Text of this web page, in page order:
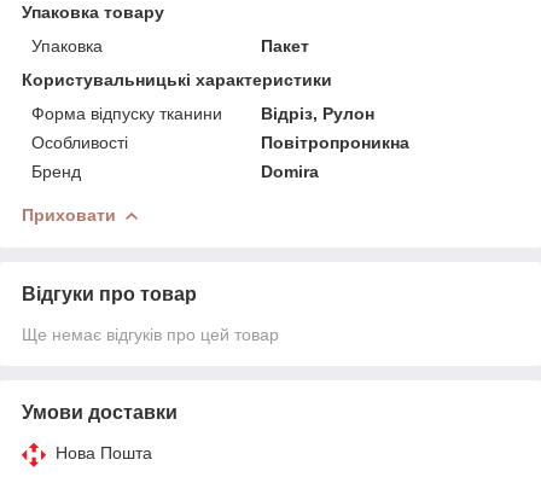
Упаковка товару
Упаковка
Пакет
Користувальницькі характеристики
Форма відпуску тканини
Відріз, Рулон
Особливості
Повітропроникна
Бренд
Domira
Приховати
Відгуки про товар
Ще немає відгуків про цей товар
Умови доставки
Нова Пошта